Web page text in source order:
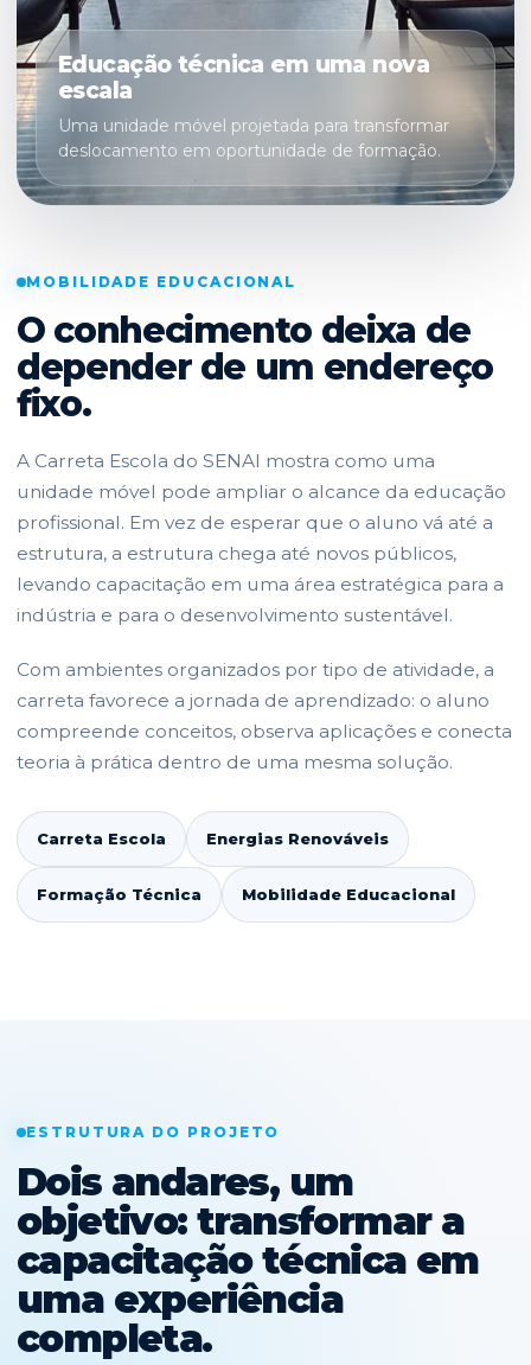
Educação técnica em uma nova
escala
Uma unidade móvel projetada para transformar
deslocamento em oportunidade de formação.
MOBILIDADE EDUCACIONAL
O conhecimento deixa de
depender de um endereço
fixo.
A Carreta Escola do SENAI mostra como uma
unidade móvel pode ampliar o alcance da educação
profissional. Em vez de esperar que o aluno vá até a
estrutura, a estrutura chega até novos públicos,
levando capacitação em uma área estratégica para a
indústria e para o desenvolvimento sustentável.
Com ambientes organizados por tipo de atividade, a
carreta favorece a jornada de aprendizado: o aluno
compreende conceitos, observa aplicações e conecta
teoria à prática dentro de uma mesma solução.
Carreta Escola Energias Renováveis
Formação Técnica Mobilidade Educacional
ESTRUTURA DO PROJETO
Dois andares, um
objetivo: transformar a
capacitação técnica em
uma experiência
completa.